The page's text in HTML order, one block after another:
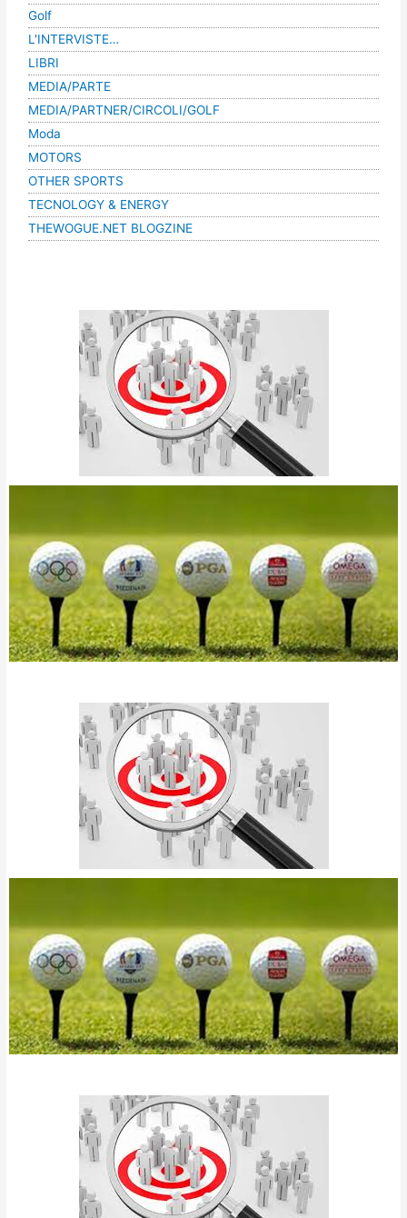
Golf
L'INTERVISTE…
LIBRI
MEDIA/PARTE
MEDIA/PARTNER/CIRCOLI/GOLF
Moda
MOTORS
OTHER SPORTS
TECNOLOGY & ENERGY
THEWOGUE.NET BLOGZINE